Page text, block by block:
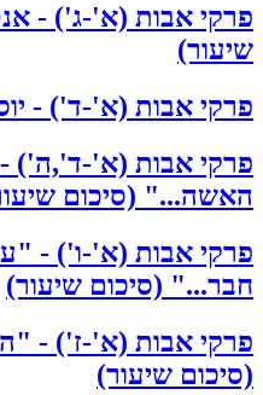
פרקי אבות (א'-ג') -
שיעור)
פרקי אבות (א'-ד') -
פרקי אבות (א'-ד',ה')
האשה..." (סיכום
פרקי אבות (א'-ו') -
חבר..." (סיכום שיעור)
פרקי אבות (א'-ז') -
(סיכום שיעור)